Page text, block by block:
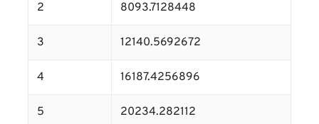
2 8093.7128448
3 12140.5692672
4 16187.4256896
5 20234.282112